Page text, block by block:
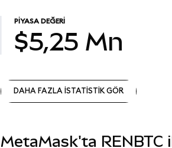
PIYASA DEĞERI
$5,25 Mn
DAHA FAZLA İSTATİSTİK GÖR
MetaMask'ta RENBTC